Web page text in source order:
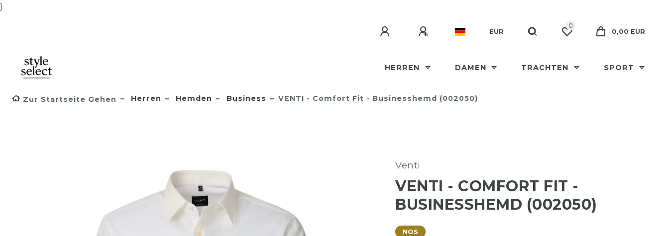
}
EUR
0
0,00 EUR
HERREN DAMEN TRACHTEN SPORT
Zur Startseite Gehen Herren Hemden Business VENTI - Comfort Fit - Businesshemd (002050)
Venti
VENTI - COMFORT FIT -
BUSINESSHEMD (002050)
NOS